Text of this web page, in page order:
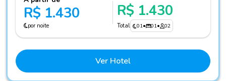
R$ 1.430
por noite
R$ 1.430
Total 01• 01• 02
Ver Hotel